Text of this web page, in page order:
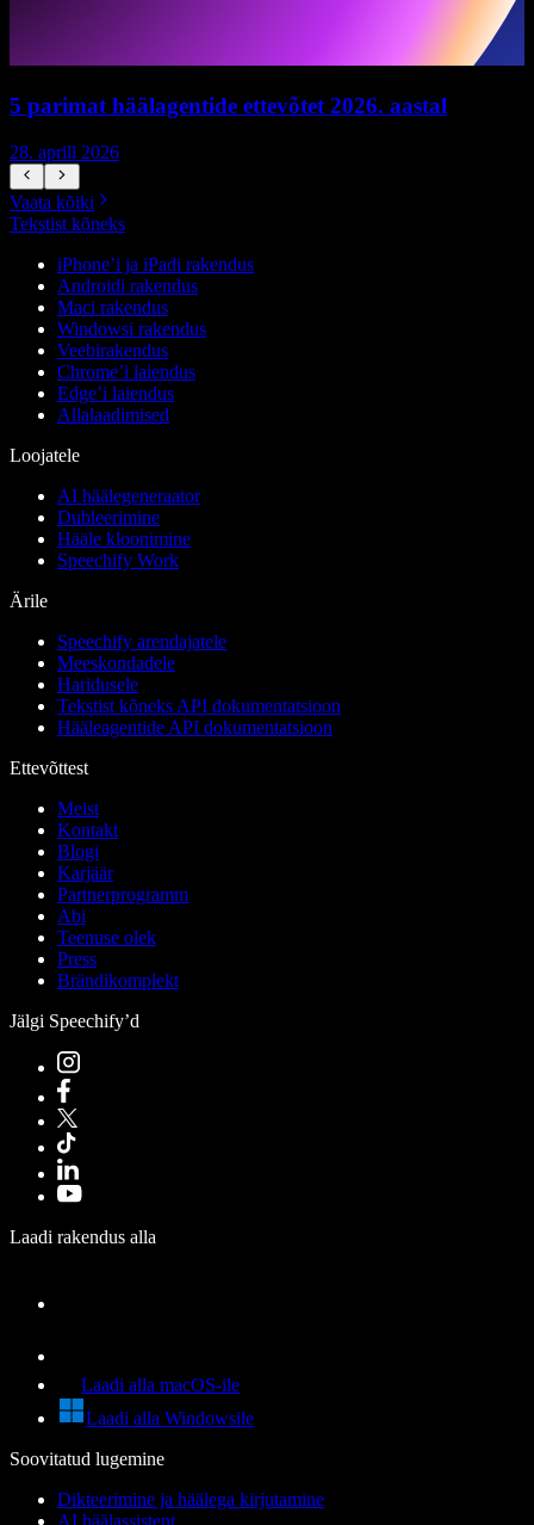
5 parimat häälagentide ettevõtet 2026. aastal
28. aprill 2026
Vaata kõiki
Tekstist kõneks
iPhone’i ja iPadi rakendus
Androidi rakendus
Maci rakendus
Windowsi rakendus
Veebirakendus
Chrome’i laiendus
Edge’i laiendus
Allalaadimised
Loojatele
AI häälegeneraator
Dubleerimine
Hääle kloonimine
Speechify Work
Ärile
Speechify arendajatele
Meeskondadele
Haridusele
Tekstist kõneks API dokumentatsioon
Hääleagentide API dokumentatsioon
Ettevõttest
Meist
Kontakt
Blogi
Karjäär
Partnerprogramm
Abi
Teenuse olek
Press
Brändikomplekt
Jälgi Speechify’d
Laadi rakendus alla
Laadi alla macOS-ile
Laadi alla Windowsile
Soovitatud lugemine
Dikteerimine ja häälega kirjutamine
AI häälassistent